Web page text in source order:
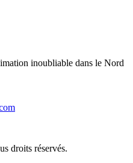
inoubliable dans le Nord
droits réservés.